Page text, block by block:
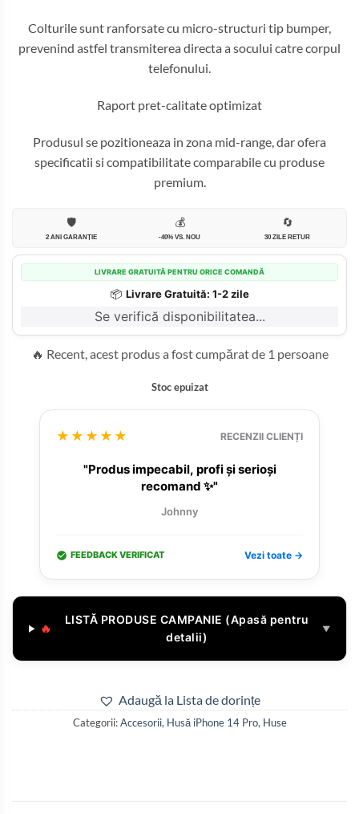
Colturile sunt ranforsate cu micro-structuri tip bumper,
prevenind astfel transmiterea directa a socului catre corpul
telefonului.
Raport pret-calitate optimizat
Produsul se pozitioneaza in zona mid-range, dar ofera
specificatii si compatibilitate comparabile cu produse
premium.
🛡️
2 ANI GARANȚIE
💰
-40% VS. NOU
🔄
30 ZILE RETUR
LIVRARE GRATUITĂ PENTRU ORICE COMANDĂ
📦 Livrare Gratuită: 1-2 zile
Se verifică disponibilitatea...
🔥 Recent, acest produs a fost cumpărat de 1 persoane
Stoc epuizat
★★★★★ RECENZII CLIENȚI
"Produs impecabil, profi și serioși
recomand ✨"
Johnny
FEEDBACK VERIFICAT Vezi toate →
🔥
LISTĂ PRODUSE CAMPANIE (Apasă pentru
detalii)
▼
Adaugă la Lista de dorințe
Categorii:Accesorii, Husă iPhone 14 Pro, Huse